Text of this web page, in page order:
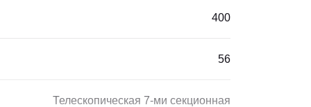
400
56
Телескопическая 7-ми секционная